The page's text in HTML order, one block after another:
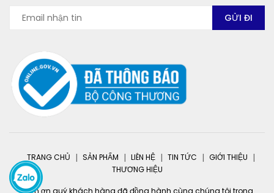
TRANG CHỦ SẢN PHẨM LIÊN HỆ TIN TỨC
GIỚI THIỆU
THƯƠNG HIỆU